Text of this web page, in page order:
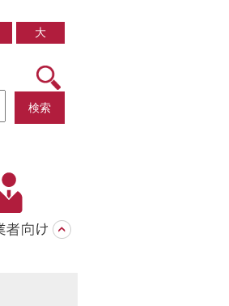
大
検索